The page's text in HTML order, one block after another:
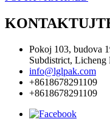
Pokoj 103, budova
Subdistrict, Licheng
info@lglpak.com
+8618678291109
+8618678291109